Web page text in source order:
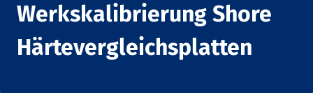
Werkskalibrierung Shore
Härtevergleichsplatten